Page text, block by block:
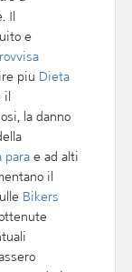
Il
e
piu Dieta
la danno
parae ad alti
il
Bikers